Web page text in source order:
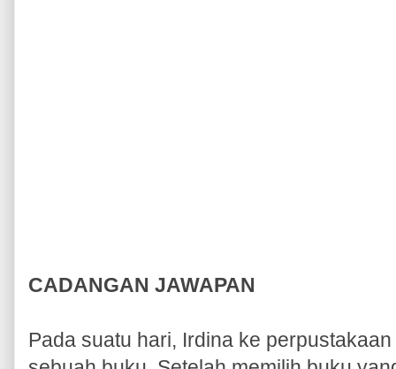
CADANGAN JAWAPAN
Pada suatu hari, Irdina ke